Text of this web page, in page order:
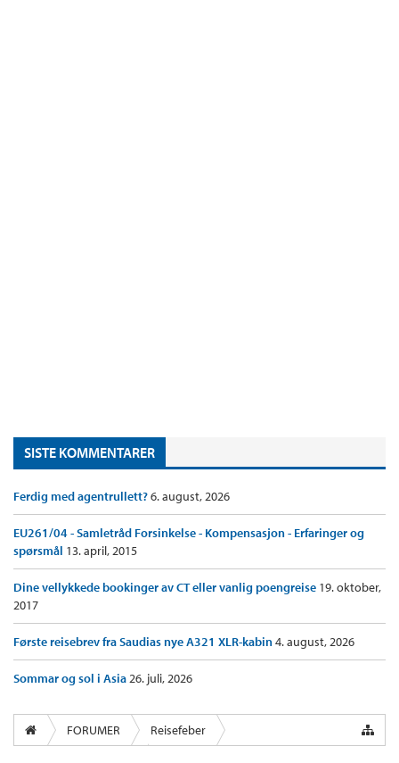
SISTE KOMMENTARER
Ferdig med agentrullett?6. august, 2026
EU261/04 - Samletråd Forsinkelse - Kompensasjon - Erfaringer og
spørsmål 13. april, 2015
Dine vellykkede bookinger av CT eller vanlig poengreise 19. oktober,
2017
Første reisebrev fra Saudias nye A321 XLR-kabin4. august, 2026
Sommar og sol i Asia26. juli, 2026
FORUMER
Reisefeber